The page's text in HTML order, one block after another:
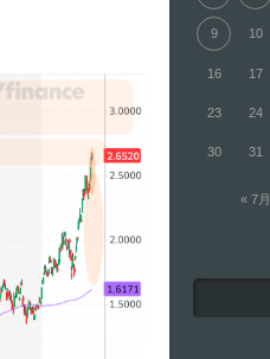
« 7月
9 10
16 17
23 24
30 31